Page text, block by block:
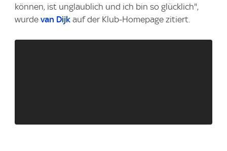
können, ist unglaublich und ich bin so glücklich",
wurde van Dijk auf der Klub-Homepage zitiert.